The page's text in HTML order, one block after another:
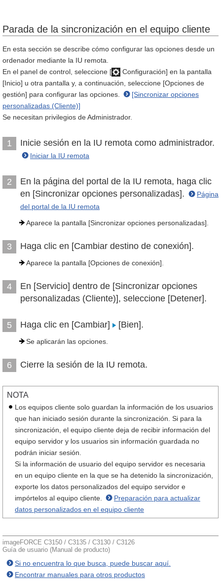
Parada de la sincronización en el equipo cliente
En esta sección se describe cómo configurar las opciones desde un
ordenador mediante la IU remota.
En el panel de control, seleccione [
Configuración] en la pantalla
[Inicio] u otra pantalla y, a continuación, seleccione [Opciones de
gestión] para configurar las opciones.
[Sincronizar opciones
personalizadas (Cliente)]
Se necesitan privilegios de Administrador.
1 Inicie sesión en la IU remota como administrador.
Iniciar la IU remota
2
En la página del portal de la IU remota, haga clic
en [Sincronizar opciones personalizadas].
Página
del portal de la IU remota
Aparece la pantalla [Sincronizar opciones personalizadas].
3 Haga clic en [Cambiar destino de conexión].
Aparece la pantalla [Opciones de conexión].
4
En [Servicio] dentro de [Sincronizar opciones
personalizadas (Cliente)], seleccione [Detener].
5 Haga clic en [Cambiar] [Bien].
Se aplicarán las opciones.
6 Cierre la sesión de la IU remota.
NOTA
Los equipos cliente solo guardan la información de los usuarios
que han iniciado sesión durante la sincronización. Si para la
sincronización, el equipo cliente deja de recibir información del
equipo servidor y los usuarios sin información guardada no
podrán iniciar sesión.
Si la información de usuario del equipo servidor es necesaria
en un equipo cliente en la que se ha detenido la sincronización,
exporte los datos personalizados del equipo servidor e
impórtelos al equipo cliente.
Preparación para actualizar
datos personalizados en el equipo cliente
imageFORCE C3150 / C3135 / C3130 / C3126
Guía de usuario (Manual de producto)
Si no encuentra lo que busca, puede buscar aquí.
Encontrar manuales para otros productos